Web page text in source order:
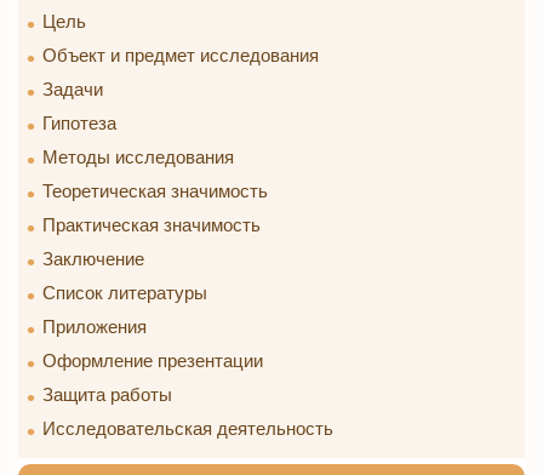
Цель
Объект и предмет исследования
Задачи
Гипотеза
Методы исследования
Теоретическая значимость
Практическая значимость
Заключение
Список литературы
Приложения
Оформление презентации
Защита работы
Исследовательская деятельность